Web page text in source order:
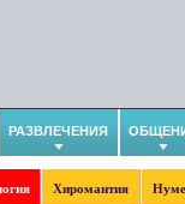
РАЗВЛЕЧЕНИЯ
Хиромантия